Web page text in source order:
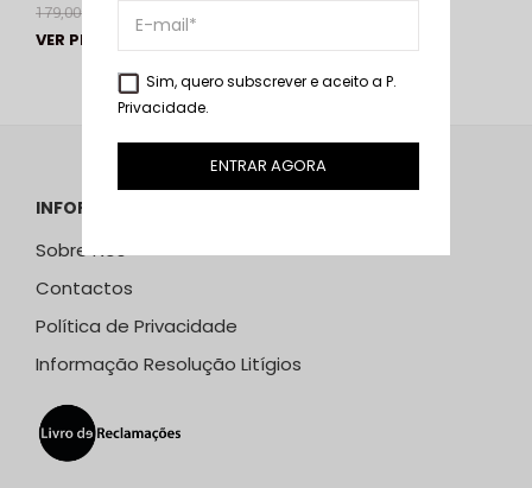
179,00€
VER PRODUTO
INFORMAÇÕES
Sobre Nós
Contactos
Política de Privacidade
Informação Resolução Litígios
Sim, quero subscrever e aceito a P.
Privacidade.
ENTRAR AGORA